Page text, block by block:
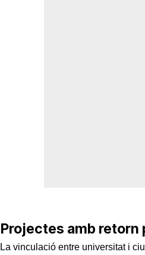
Projectes amb retorn
La vinculació entre universitat i